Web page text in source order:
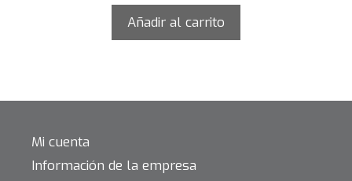
Añadir al carrito
Mi cuenta
Información de la empresa